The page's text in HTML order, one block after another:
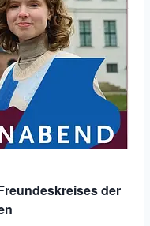
der